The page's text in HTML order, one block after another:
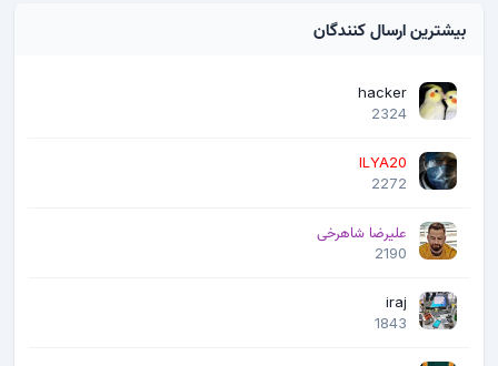
بیشترین ارسال کنندگان
hacker
2324
ILYA20
2272
علیرضا شاهرخی
2190
iraj
1843